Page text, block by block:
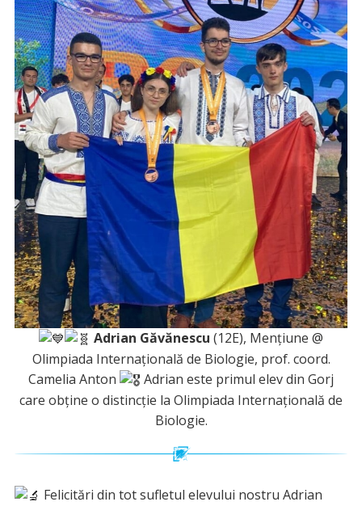
Adrian Găvănescu (12E), Mențiune @
Olimpiada Internațională de Biologie, prof. coord.
Camelia Anton
Adrian este primul elev din Gorj
care obține o distincție la Olimpiada Internațională de
Biologie.
Felicitări din tot sufletul elevului nostru Adrian